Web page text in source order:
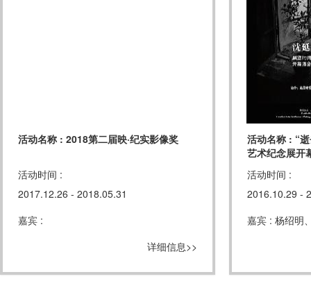
活动名称 : 2018第二届映·纪实影像奖
活动时间 :
2017.12.26 - 2018.05.31
嘉宾 :
详细信息>>
活动名称 : “
艺术纪念展开
活动时间 :
2016.10.29 -
嘉宾 : 杨绍明